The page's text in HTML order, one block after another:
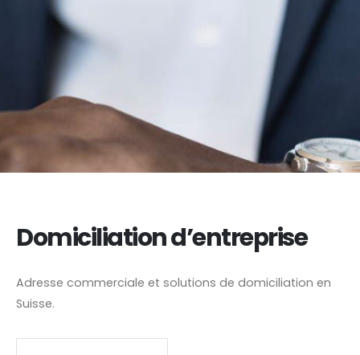
Domiciliation d’entreprise
Adresse commerciale et solutions de domiciliation en
Suisse.